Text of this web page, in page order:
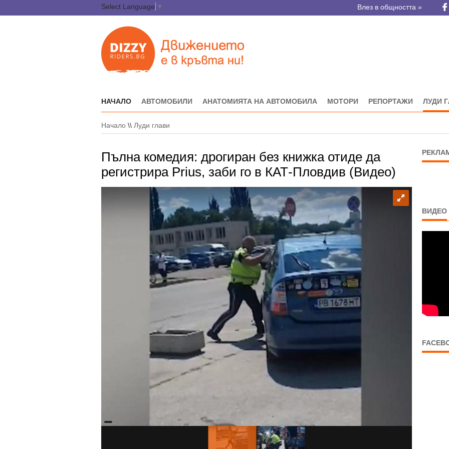
Select Language ▼ Влез в общността »
НАЧАЛО АВТОМОБИЛИ АНАТОМИЯТА НА АВТОМОБИЛА МОТОРИ РЕПОРТАЖИ ЛУДИ
Начало \\ Луди глави
Пълна комедия: дрогиран без книжка отиде да
регистрира Prius, заби го в КАТ-Пловдив (Видео)
ВИДЕО